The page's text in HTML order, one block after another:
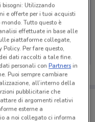
pubblicato
più tardi.
con te!
dei negozi vicino a te,
risparmio, comodamente
Utilizzando
e offerte per i tuoi acquisti
Tutto questo è
effettuate in base alle
piattaforme collegate,
Per fare questo,
dati raccolti a tale fine.
personali conPartnersin
Puoi sempre cambiare
all’interno della
pubblicitarie che
di argomenti relativi
esterne a
a noi collegato ci informa